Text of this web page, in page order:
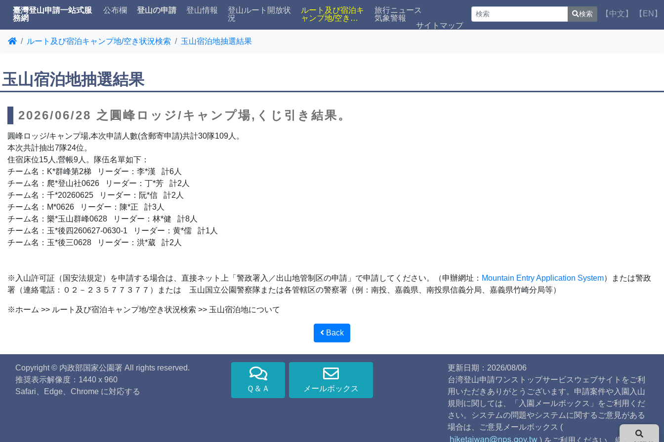
検索 【中文】 【EN】
臺灣登山申請一站式服
務網
公布欄 登山の申請 登山情報
登山ルート開放状
況
ルート及び宿泊キ
ャンプ地/空き状
旅行ニュース
気象警報
サイトマップ
ルート及び宿泊キャンプ地/空き状況検索
玉山宿泊地抽選結果
玉山宿泊地抽選結果
2026/06/28 之圓峰ロッジ/キャンプ場,くじ引き結果。
圓峰ロッジ/キャンプ場,本次申請人數(含郵寄申請)共計30隊109人。
本次共計抽出7隊24位。
住宿床位15人,營帳9人。隊伍名單如下：
チーム名：K*群峰第2梯 リーダー：李*漢 計6人
チーム名：爬*登山社0626 リーダー：丁*芳 計2人
チーム名：千*20260625 リーダー：阮*信 計2人
チーム名：M*0626 リーダー：陳*正 計3人
チーム名：樂*玉山群峰0628 リーダー：林*健 計8人
チーム名：玉*後四260627-0630-1 リーダー：黄*儒 計1人
チーム名：玉*後三0628 リーダー：洪*葳 計2人
※入山許可証（国安法規定）を申請する場合は、直接ネット上「警政署入／出山地管制区の申請」で申請してください。（申辦網址： Mountain Entry Application System）または警政
署（連絡電話：０２－２３５７７３７７）または 玉山国立公園警察隊または各管轄区の警察署（例：南投、嘉義県、南投県信義分局、嘉義県竹崎分局等）
※ホーム >> ルート及び宿泊キャンプ地/空き状況検索 >> 玉山宿泊地について
Back
Copyright © 内政部国家公園署 All rights reserved.
推奨表示解像度：1440 x 960
Safari、Edge、Chrome に対応する
Ｑ＆Ａ メールボックス
更新日期：2026/08/06
台湾登山申請ワンストップサービスウェブサイトをご利
用いただきありがとうございます。申請案件や入園入山
規則に関しては、「入園メールボックス」をご利用くだ
さい。システムの問題やシステムに関するご意見がある
場合は、ご意見メールボックス (
) をご利用ください。継続的な